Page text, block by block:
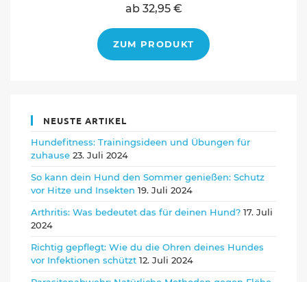
ab 32,95 €
ZUM PRODUKT
NEUSTE ARTIKEL
Hundefitness: Trainingsideen und Übungen für
zuhause 23. Juli 2024
So kann dein Hund den Sommer genießen: Schutz
vor Hitze und Insekten 19. Juli 2024
Arthritis: Was bedeutet das für deinen Hund? 17. Juli
2024
Richtig gepflegt: Wie du die Ohren deines Hundes
vor Infektionen schützt 12. Juli 2024